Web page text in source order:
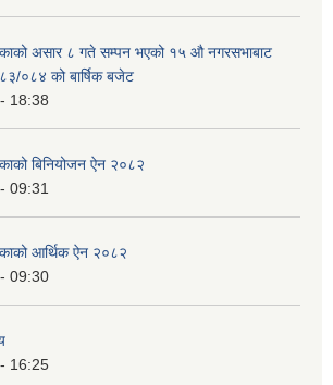
असार ८ गते सम्पन भएको १५ ‍‍‍औ नगरसभाबाट
०८४ को बार्षिक बजेट
18:38
बिनियोजन ऐन २०८२
09:31
आर्थिक ऐन २०८२
09:30
16:25